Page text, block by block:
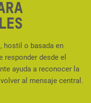
hostil o basada en
desde el
ayuda a reconocer la
al mensaje central.